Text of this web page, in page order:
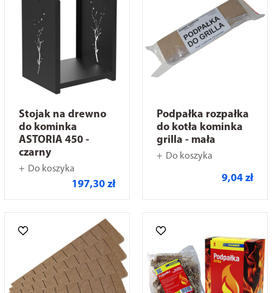
Stojak na drewno
do kominka
ASTORIA 450 -
czarny
Do koszyka
197,30 zł
Podpałka rozpałka
do kotła kominka
grilla - mała
Do koszyka
9,04 zł